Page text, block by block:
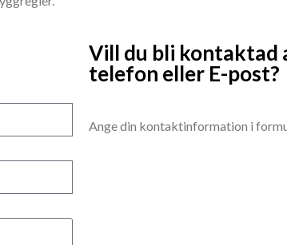
Vill du bli kontaktad
telefon eller E-post?
Ange din kontaktinformation i